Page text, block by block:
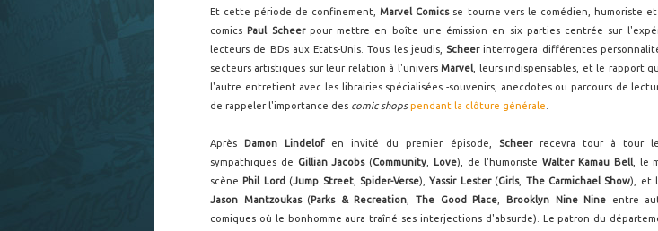
Et cette période de confinement,Marvel Comicsse tourne vers le comédien, humoriste
comics Paul Scheerpour mettre en boîte une émission en six parties centrée sur
lecteurs de BDs aux Etats-Unis. Tous les jeudis, Scheerinterrogera différentes
secteurs artistiques sur leur relation à l'universMarvel , leurs indispensables, et le rapport
l'autre entretient avec les librairies spécialisées -souvenirs, anecdotes ou parcours de
de rappeler l'importance des comic shops pendant la clôture générale
Après Damon Lindelofen invité du premier épisode, Scheerrecevra tour à tour
sympathiques de Gillian Jacobs (Community Love), de l'humoristeWalter Kamau Bell, le
scène Phil Lord (Jump Street, Spider-Verse),Yassir Lester (Girls, The Carmichael Show), et
Jason Mantzoukas (Parks & Recreation ,The Good Place Brooklyn Nine Nine entre
comiques où le bonhomme aura traîné ses interjections d'absurde). Le patron du